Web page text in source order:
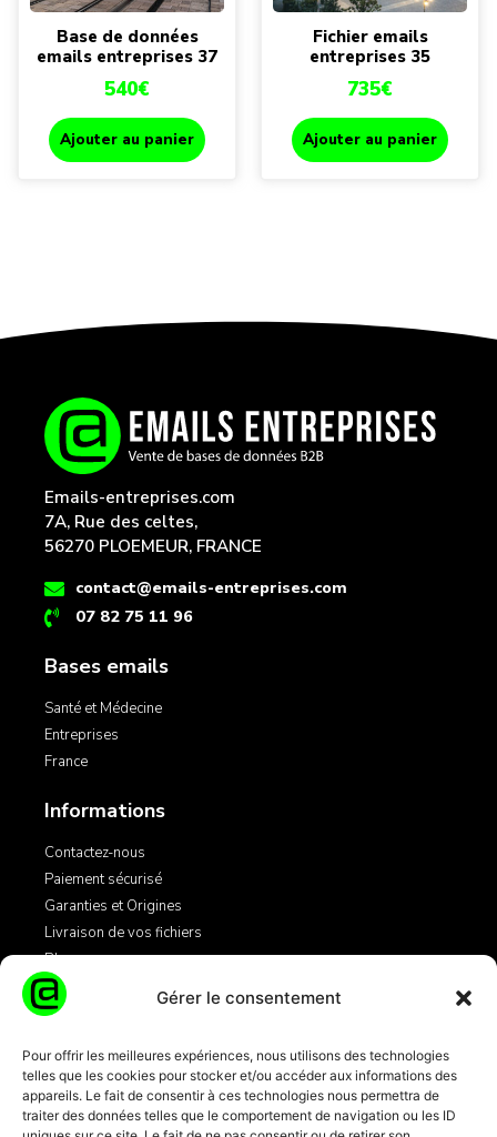
Gérer le consentement
Pour offrir les meilleures expériences, nous utilisons des technologies
telles que les cookies pour stocker et/ou accéder aux informations des
appareils. Le fait de consentir à ces technologies nous permettra de
traiter des données telles que le comportement de navigation ou les ID
Base de données
emails entreprises 37
540€
Ajouter au panier
Fichier emails
entreprises 35
735€
Ajouter au panier
Emails-entreprises.com
7A, Rue des celtes,
56270 PLOEMEUR, FRANCE
contact@emails-entreprises.com
07 82 75 11 96
Bases emails
Santé et Médecine
Entreprises
France
Informations
Contactez-nous
Paiement sécurisé
Garanties et Origines
Livraison de vos fichiers
Blog
Mentions Légales
Conditions Générales de Vente
Informations Cookies